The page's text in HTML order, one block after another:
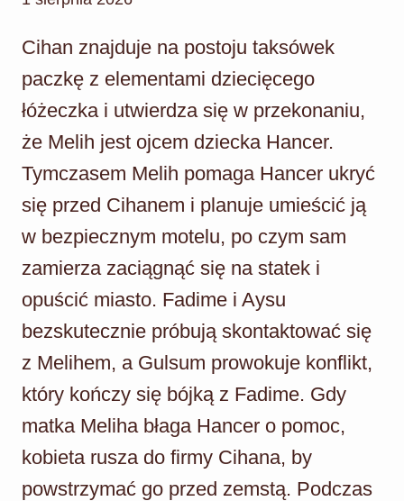
Cihan znajduje na postoju taksówek
paczkę z elementami dziecięcego
łóżeczka i utwierdza się w przekonaniu,
że Melih jest ojcem dziecka Hancer.
Tymczasem Melih pomaga Hancer ukryć
się przed Cihanem i planuje umieścić ją
w bezpiecznym motelu, po czym sam
zamierza zaciągnąć się na statek i
opuścić miasto. Fadime i Aysu
bezskutecznie próbują skontaktować się
z Melihem, a Gulsum prowokuje konflikt,
który kończy się bójką z Fadime. Gdy
matka Meliha błaga Hancer o pomoc,
kobieta rusza do firmy Cihana, by
powstrzymać go przed zemstą. Podczas